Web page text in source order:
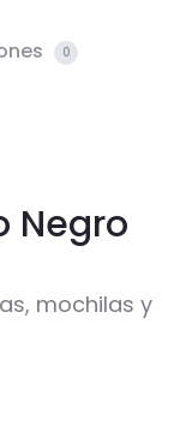
0
Negro
mochilas y